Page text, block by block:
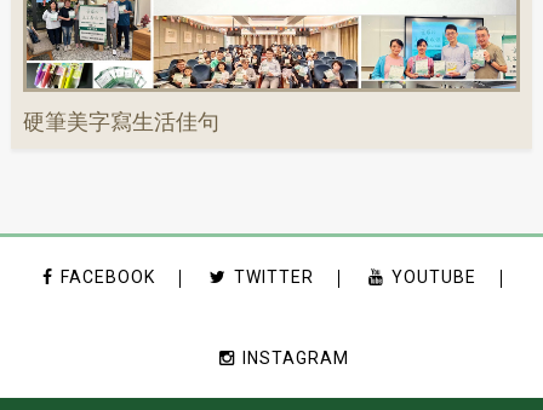
硬筆美字寫生活佳句
FACEBOOK TWITTER YOUTUBE
INSTAGRAM